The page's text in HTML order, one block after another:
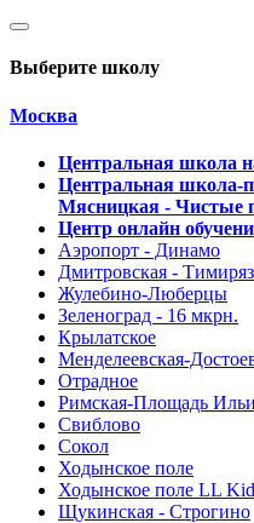
Выберите школу
Москва
Центральная школа
Центральная школа-
Мясницкая - Чистые
Центр онлайн
Аэропорт - Динамо
Дмитровская -
Жулебино-Люберцы
Зеленоград - 16 мкрн.
Крылатское
Менделеевская-
Отрадное
Римская-Площадь
Свиблово
Сокол
Ходынское поле
Ходынское поле LL
Щукинская - Строгино